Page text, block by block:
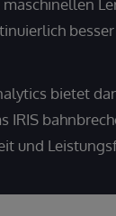
bietet
IRIS
und